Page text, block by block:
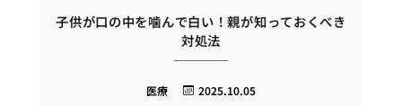
子供が口の中を噛んで白い！親が知っておくべき
対処法
2025.10.05
医療